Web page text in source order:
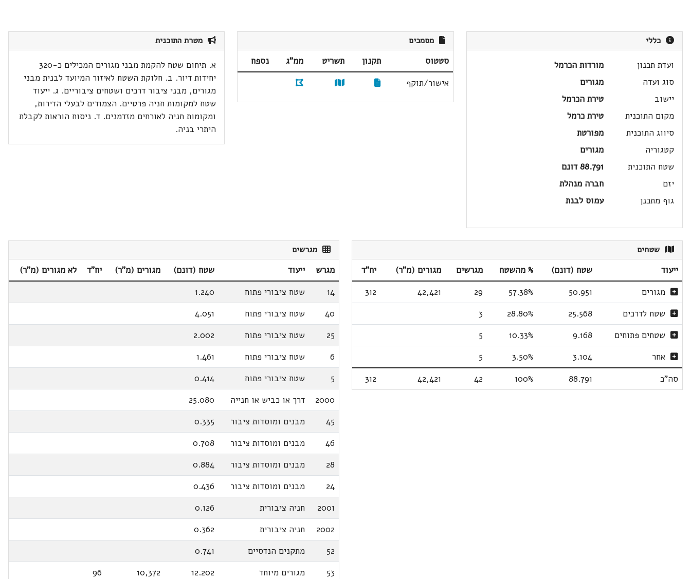
כללי
ועדת תכנון
מורדות הכרמל
סוג ועדה
מגורים
יישוב
טירת הכרמל
מקום התוכנית
טירת כרמל
סיווג התוכנית
מפורטת
קטגוריה
מגורים
שטח התוכנית
88.791 דונם
יזם
חברה מנהלת
גוף מתכנן
עמוס לבנת
מסמכים
סטטוס תקנון תשריט ממ"ג
נספח
אישור/תוקף
מטרת התוכנית
א. תיחום שטח להקמת מבני מגורים המכילים כ-320
יחידות דיור. ב. חלוקת השטח לאיזור המיועד לבנית מבני
מגורים, מבני ציבור דרכים ושטחים ציבוריים. ג. ייעוד
שטח למקומות חניה פרטיים. הצמודים לבעלי הדירות,
ומקומות חניה לאורחים מזדמנים. ד. ניסוח הוראות לקבלת
היתרי בניה.
שטחים
ייעוד שטח (דונם) % מהשטח מגרשים מגורים (מ"ר)
יח"ד
מגורים
50.951
57.38%
29
42,421
312
שטח לדרכים
25.568
28.80%
3
שטחים פתוחים
9.168
10.33%
5
אחר
3.104
3.50%
5
סה"כ
88.791
100%
42
42,421
312
מגרשים
מגרש ייעוד שטח (דונם) מגורים (מ"ר) יח"ד
לא מגורים (מ"ר)
14
שטח ציבורי פתוח
1.240
40
שטח ציבורי פתוח
4.051
25
שטח ציבורי פתוח
2.002
6
שטח ציבורי פתוח
1.461
5
שטח ציבורי פתוח
0.414
2000
דרך או כביש או חנייה
25.080
45
מבנים ומוסדות ציבור
0.335
46
מבנים ומוסדות ציבור
0.708
28
מבנים ומוסדות ציבור
0.884
24
מבנים ומוסדות ציבור
0.436
2001
חניה ציבורית
0.126
2002
חניה ציבורית
0.362
52
מתקנים הנדסיים
0.741
53
מגורים מיוחד 12.202
10,372
96